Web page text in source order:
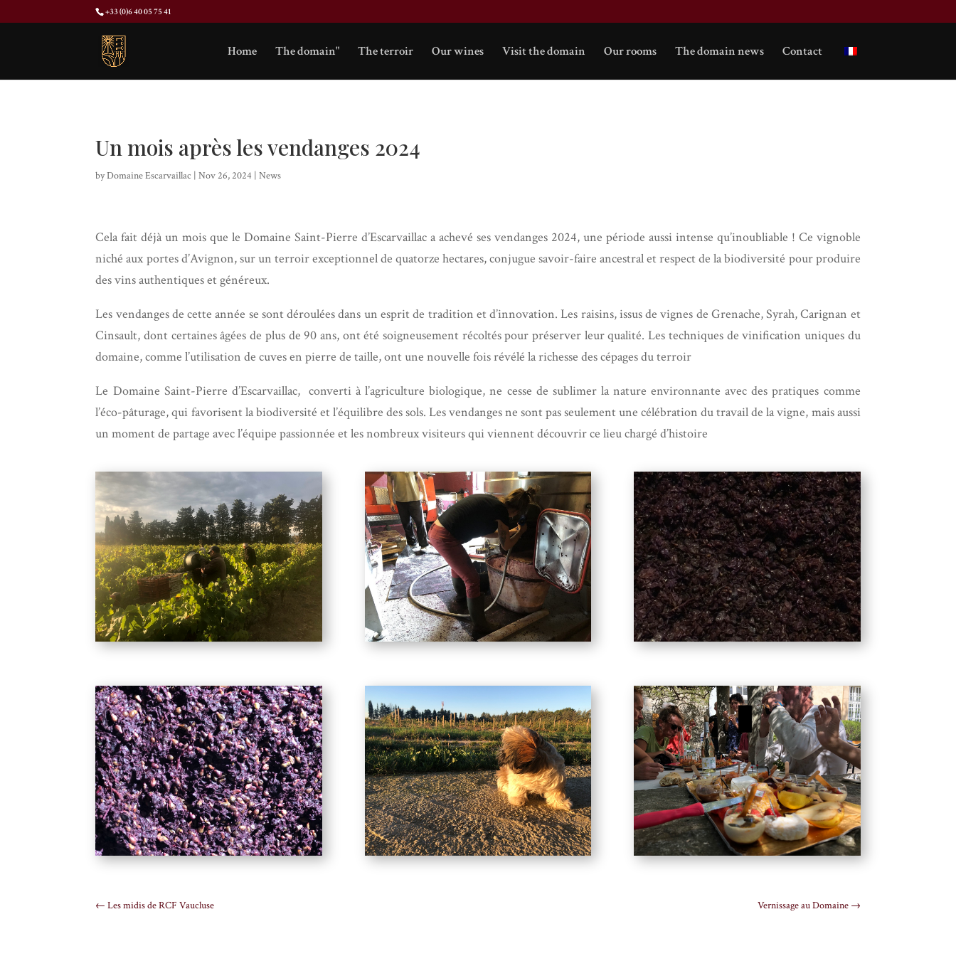
+33 (0)6 40 05 75 41
Home The domain" The terroir Our wines Visit the domain Our rooms The domain news Contact
Un mois après les vendanges 2024
byDomaine Escarvaillac |Nov 26, 2024 |News
Cela fait déjà un mois que le Domaine Saint-Pierre d’Escarvaillac a achevé ses vendanges 2024, une période aussi intense qu’inoubliable ! Ce vignoble
niché aux portes d’Avignon, sur un terroir exceptionnel de quatorze hectares, conjugue savoir-faire ancestral et respect de la biodiversité pour produire
des vins authentiques et généreux.
Les vendanges de cette année se sont déroulées dans un esprit de tradition et d’innovation. Les raisins, issus de vignes de Grenache, Syrah, Carignan et
Cinsault, dont certaines âgées de plus de 90 ans, ont été soigneusement récoltés pour préserver leur qualité. Les techniques de vinification uniques du
domaine, comme l’utilisation de cuves en pierre de taille, ont une nouvelle fois révélé la richesse des cépages du terroir​
Le Domaine Saint-Pierre d’Escarvaillac, converti à l’agriculture biologique, ne cesse de sublimer la nature environnante avec des pratiques comme
l’éco-pâturage, qui favorisent la biodiversité et l’équilibre des sols. Les vendanges ne sont pas seulement une célébration du travail de la vigne, mais aussi
un moment de partage avec l’équipe passionnée et les nombreux visiteurs qui viennent découvrir ce lieu chargé d’histoire
←Les midis de RCF Vaucluse Vernissage au Domaine→